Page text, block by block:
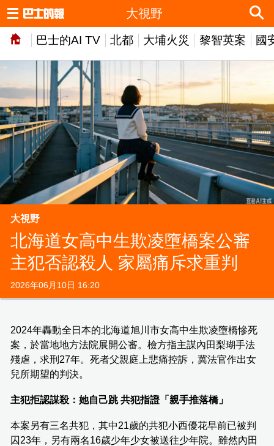
巴士的AI TV 北都 大埔火災 黎智英案 國
大視野
大視野
北海道女高中生欺凌墮橋案公審
主犯否認殺人 家屬痛斥求重判
2026年06月10日 16:20
2024年轟動全日本的北海道旭川市女高中生欺凌墮橋慘死
案，於當地地方法院展開公審。檢方指主謀內田梨瑚手法
殘虐，求刑27年。死者父親庭上悲痛控訴，冀法官作出女
兒所期望的判決。
主犯拒認謀殺：她自己跳 共犯指證「親手推落橋」
本案另有三名共犯，其中21歲的共犯小西優花早前已被判
囚23年，另有兩名16歲少年少女被送往少年院。雖然內田